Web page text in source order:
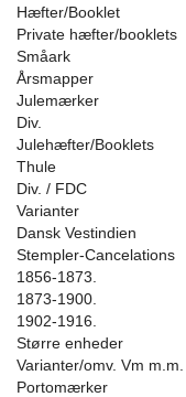
Hæfter/Booklet
Private hæfter/booklets
Småark
Årsmapper
Julemærker
Div.
Julehæfter/Booklets
Thule
Div. / FDC
Varianter
Dansk Vestindien
Stempler-Cancelations
1856-1873.
1873-1900.
1902-1916.
Større enheder
Varianter/omv. Vm m.m.
Portomærker